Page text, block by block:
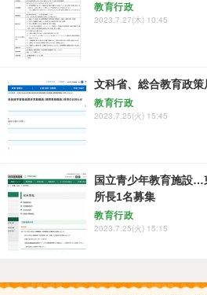
教育行政
2023.7.27(木) 10:45
文科省、総合教育政
教育行政
2023.7.25(火) 15:45
国立青少年教育施設…
所長1名募集
教育行政
2023.7.25(火) 15:15